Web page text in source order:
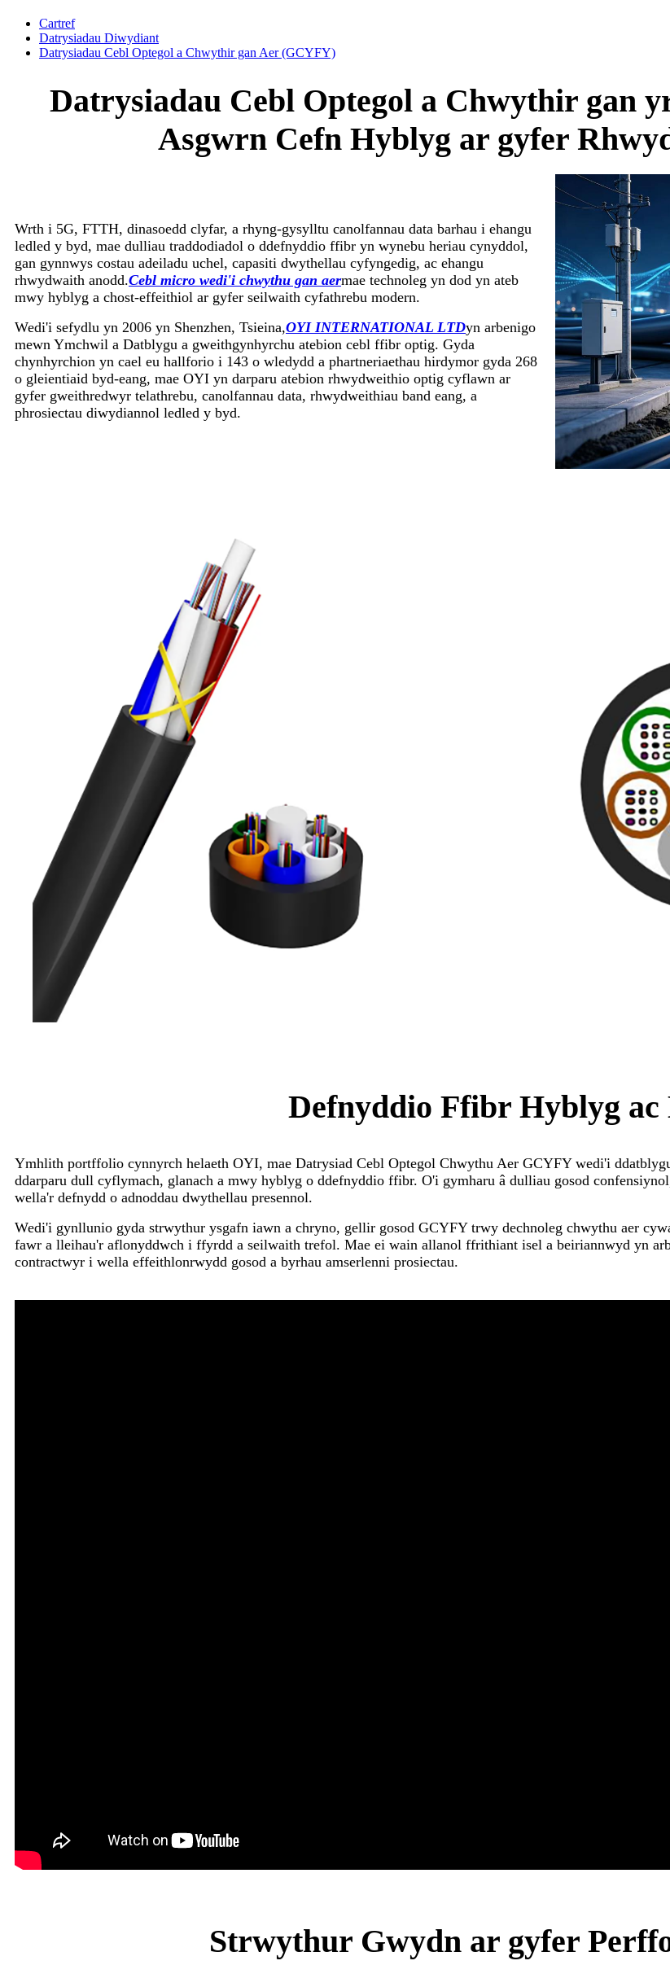
Cartref
Datrysiadau Diwydiant
Datrysiadau Cebl Optegol a Chwythir gan Aer (GCYFY)
Datrysiadau Cebl Optegol a Chwythir gan
Asgwrn Cefn Hyblyg ar gyfer
Wrth i 5G, FTTH, dinasoedd clyfar, a rhyng-gysylltu canolfannau data barhau i ehangu
ledled y byd, mae dulliau traddodiadol o ddefnyddio ffibr yn wynebu heriau cynyddol,
gan gynnwys costau adeiladu uchel, capasiti dwythellau cyfyngedig, ac ehangu
rhwydwaith anodd.Cebl micro wedi'i chwythu gan aermae technoleg yn dod yn ateb
mwy hyblyg a chost-effeithiol ar gyfer seilwaith cyfathrebu modern.
Wedi'i sefydlu yn 2006 yn Shenzhen, Tsieina,OYI INTERNATIONAL LTDyn arbenigo
mewn Ymchwil a Datblygu a gweithgynhyrchu atebion cebl ffibr optig. Gyda
chynhyrchion yn cael eu hallforio i 143 o wledydd a phartneriaethau hirdymor gyda 268
o gleientiaid byd-eang, mae OYI yn darparu atebion rhwydweithio optig cyflawn ar
gyfer gweithredwyr telathrebu, canolfannau data, rhwydweithiau band eang, a
phrosiectau diwydiannol ledled y byd.
Defnyddio Ffibr Hyblyg
Ymhlith portffolio cynnyrch helaeth OYI, mae Datrysiad Cebl Optegol Chwythu Aer GCYFY wedi'i
ddarparu dull cyflymach, glanach a mwy hyblyg o ddefnyddio ffibr. O'i gymharu â dulliau gosod
wella'r defnydd o adnoddau dwythellau presennol.
Wedi'i gynllunio gyda strwythur ysgafn iawn a chryno, gellir gosod GCYFY trwy dechnoleg chwythu aer
fawr a lleihau'r aflonyddwch i ffyrdd a seilwaith trefol. Mae ei wain allanol ffrithiant isel a beiriannwyd yn
contractwyr i wella effeithlonrwydd gosod a byrhau amserlenni prosiectau.
Strwythur Gwydn ar gyfer